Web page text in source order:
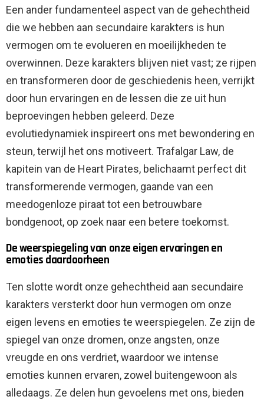
Een ander fundamenteel aspect van de gehechtheid
die we hebben aan secundaire karakters is hun
vermogen om te evolueren en moeilijkheden te
overwinnen. Deze karakters blijven niet vast; ze rijpen
en transformeren door de geschiedenis heen, verrijkt
door hun ervaringen en de lessen die ze uit hun
beproevingen hebben geleerd. Deze
evolutiedynamiek inspireert ons met bewondering en
steun, terwijl het ons motiveert. Trafalgar Law, de
kapitein van de Heart Pirates, belichaamt perfect dit
transformerende vermogen, gaande van een
meedogenloze piraat tot een betrouwbare
bondgenoot, op zoek naar een betere toekomst.
De weerspiegeling van onze eigen ervaringen en
emoties daardoorheen
Ten slotte wordt onze gehechtheid aan secundaire
karakters versterkt door hun vermogen om onze
eigen levens en emoties te weerspiegelen. Ze zijn de
spiegel van onze dromen, onze angsten, onze
vreugde en ons verdriet, waardoor we intense
emoties kunnen ervaren, zowel buitengewoon als
alledaags. Ze delen hun gevoelens met ons, bieden